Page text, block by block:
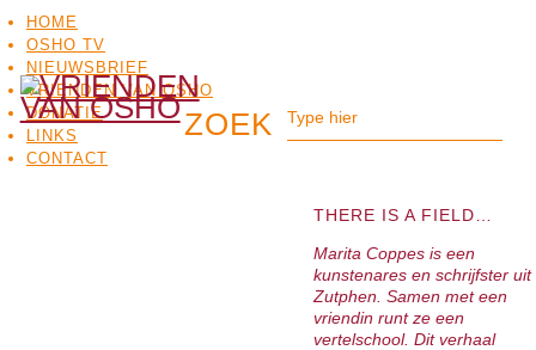
HOME
OSHO TV
NIEUWSBRIEF
VRIENDEN VAN OSHO
DONATIE
LINKS
CONTACT
THERE IS A FIELD…
Marita Coppes is een
kunstenares en schrijfster uit
Zutphen. Samen met een
vriendin runt ze een
vertelschool. Dit verhaal